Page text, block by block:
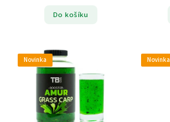
Do košíku
Novinka Novinka